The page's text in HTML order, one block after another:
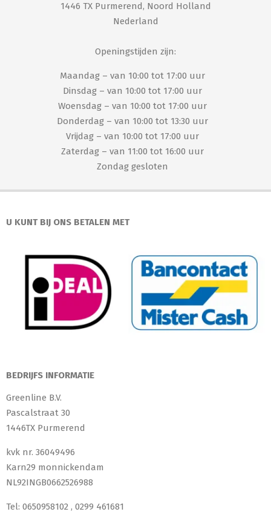
1446 TX Purmerend, Noord Holland
Nederland
Openingstijden zijn:
Maandag – van 10:00 tot 17:00 uur
Dinsdag – van 10:00 tot 17:00 uur
Woensdag – van 10:00 tot 17:00 uur
Donderdag – van 10:00 tot 13:30 uur
Vrijdag – van 10:00 tot 17:00 uur
Zaterdag – van 11:00 tot 16:00 uur
Zondag gesloten
U KUNT BIJ ONS BETALEN MET
BEDRIJFS INFORMATIE
Greenline B.V.
Pascalstraat 30
1446TX Purmerend
kvk nr. 36049496
Karn29 monnickendam
NL92INGB0662526988
Tel: 0650958102 , 0299 461681